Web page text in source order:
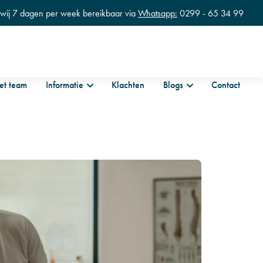
7 dagen per week bereikbaar viaWhatsapp: 0299 - 65 34 99
team Informatie Klachten Blogs Contact
en Revalidatie
en Lymfdrainage
fysiotherapie
babymassage